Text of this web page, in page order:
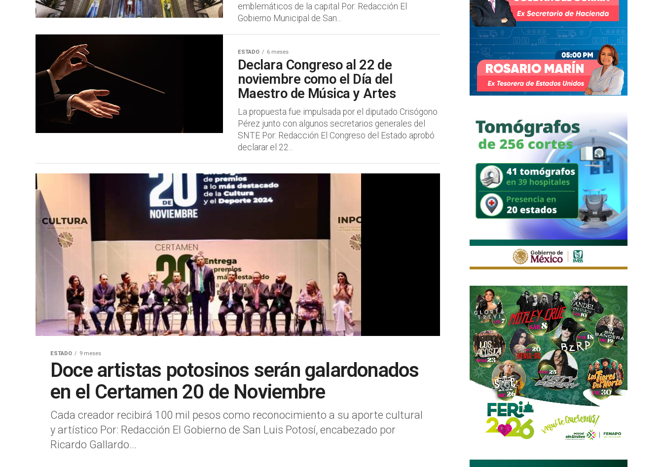
emblemáticos de la capital Por: Redacción El
Gobierno Municipal de San...
ESTADO 6 meses
Declara Congreso al 22 de
noviembre como el Día del
Maestro de Música y Artes
La propuesta fue impulsada por el diputado Crisógono
Pérez junto con algunos secretarios generales del
SNTE Por: Redacción El Congreso del Estado aprobó
declarar el 22...
ESTADO 9 meses
Doce artistas potosinos serán galardonados
en el Certamen 20 de Noviembre
Cada creador recibirá 100 mil pesos como reconocimiento a su aporte cultural
y artístico Por: Redacción El Gobierno de San Luis Potosí, encabezado por
Ricardo Gallardo...